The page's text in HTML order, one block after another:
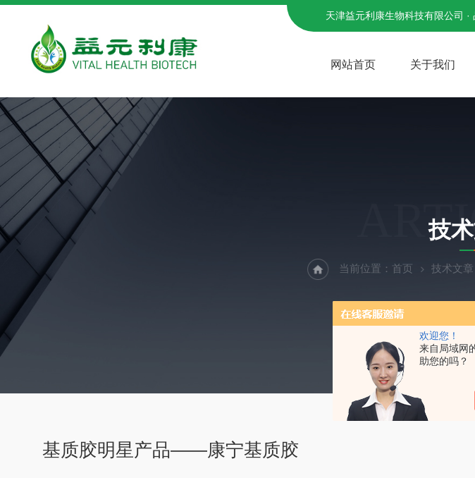
欢迎您！
来自局域网
助您的吗？
天津益元利康生物科技有限公司 ·
网站首页 关于我们
技
当前位置： 首页 技术文章
基质胶明星产品——康宁基质胶